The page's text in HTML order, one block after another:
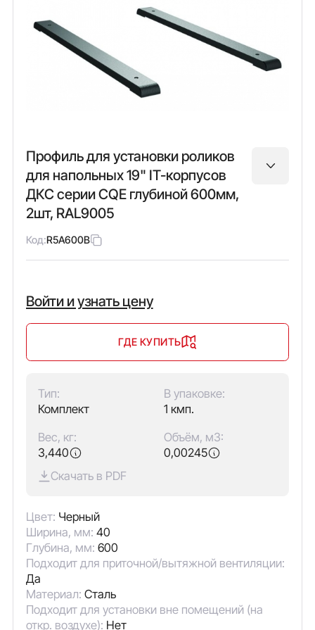
Профиль для установки роликов
для напольных 19" IT-корпусов
ДКС серии CQE глубиной 600мм,
2шт, RAL9005
Код:R5A600B
Войти и узнать цену
ГДЕ КУПИТЬ
Тип:
Комплект
В упаковке:
1 кмп.
Вес, кг:
3,440
Объём, м3:
0,00245
Скачать в PDF
Цвет: Черный
Ширина, мм: 40
Глубина, мм: 600
Подходит для приточной/вытяжной вентиляции:
Да
Материал: Сталь
Подходит для установки вне помещений (на
откр. воздухе): Нет